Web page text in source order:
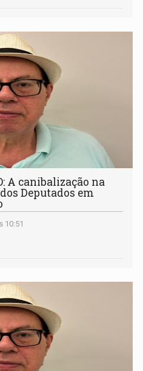
A canibalização na
Deputados em
10:51